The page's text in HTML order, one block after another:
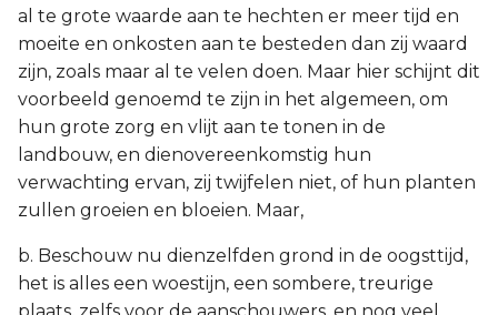
al te grote waarde aan te hechten er meer tijd en
moeite en onkosten aan te besteden dan zij waard
zijn, zoals maar al te velen doen. Maar hier schijnt dit
voorbeeld genoemd te zijn in het algemeen, om
hun grote zorg en vlijt aan te tonen in de
landbouw, en dienovereenkomstig hun
verwachting ervan, zij twijfelen niet, of hun planten
zullen groeien en bloeien. Maar,
b. Beschouw nu dienzelfden grond in de oogsttijd,
het is alles een woestijn, een sombere, treurige